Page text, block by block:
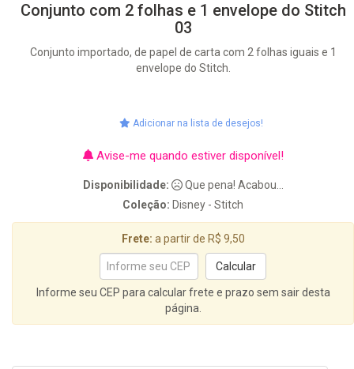
Conjunto com 2 folhas e 1 envelope do Stitch
03
Conjunto importado, de papel de carta com 2 folhas iguais e 1
envelope do Stitch.
Adicionar na lista de desejos!
Avise-me quando estiver disponível!
Disponibilidade:
Que pena! Acabou...
Coleção: Disney - Stitch
Frete: a partir de R$ 9,50
Informe seu CEP para calcular frete e prazo sem sair desta
página.